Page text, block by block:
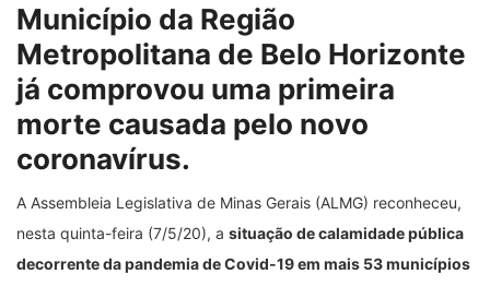
Município da Região
Metropolitana de Belo Horizonte
já comprovou uma primeira
morte causada pelo novo
coronavírus.
A Assembleia Legislativa de Minas Gerais (ALMG) reconheceu,
nesta quinta-feira (7/5/20), a situação de calamidade pública
decorrente da pandemia de Covid-19 em mais 53 municípios